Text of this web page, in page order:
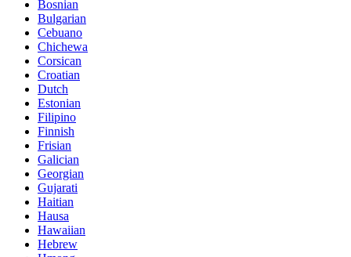
Bosnian
Bulgarian
Cebuano
Chichewa
Corsican
Croatian
Dutch
Estonian
Filipino
Finnish
Frisian
Galician
Georgian
Gujarati
Haitian
Hausa
Hawaiian
Hebrew